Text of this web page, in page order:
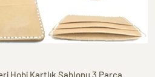
Hobi Kartlık Şablonu 3 Parça